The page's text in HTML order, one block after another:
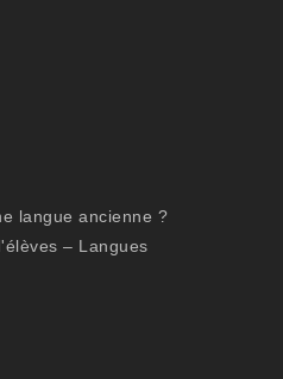
langue ancienne ?
– Langues